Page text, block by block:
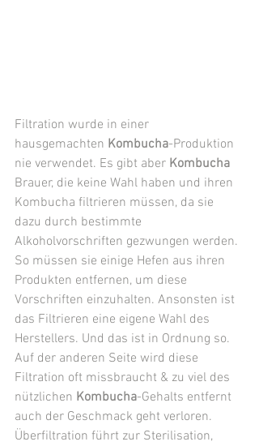
Filtration wurde in einer
hausgemachten Kombucha-Produktion
nie verwendet. Es gibt aber Kombucha
Brauer, die keine Wahl haben und ihren
Kombucha filtrieren müssen, da sie
dazu durch bestimmte
Alkoholvorschriften gezwungen werden.
So müssen sie einige Hefen aus ihren
Produkten entfernen, um diese
Vorschriften einzuhalten. Ansonsten ist
das Filtrieren eine eigene Wahl des
Herstellers. Und das ist in Ordnung so.
Auf der anderen Seite wird diese
Filtration oft missbraucht & zu viel des
nützlichen Kombucha-Gehalts entfernt
auch der Geschmack geht verloren.
Überfiltration führt zur Sterilisation,